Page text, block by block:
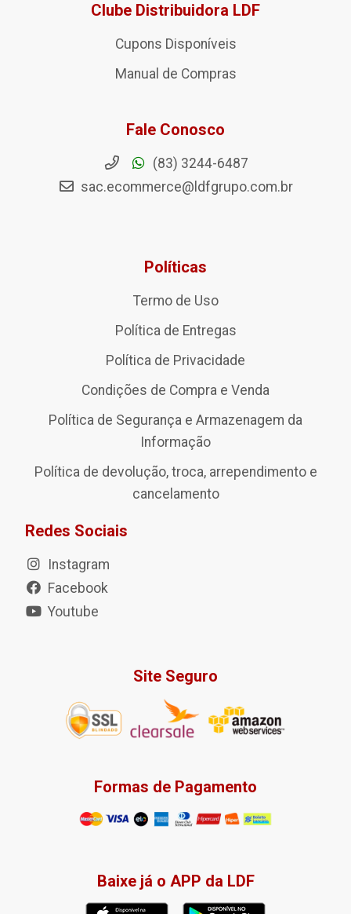
Clube Distribuidora LDF
Cupons Disponíveis
Manual de Compras
Fale Conosco
(83) 3244-6487
sac.ecommerce@ldfgrupo.com.br
Políticas
Termo de Uso
Política de Entregas
Política de Privacidade
Condições de Compra e Venda
Política de Segurança e Armazenagem da
Informação
Política de devolução, troca, arrependimento e
cancelamento
Redes Sociais
Instagram
Facebook
Youtube
Site Seguro
Formas de Pagamento
Baixe já o APP da LDF